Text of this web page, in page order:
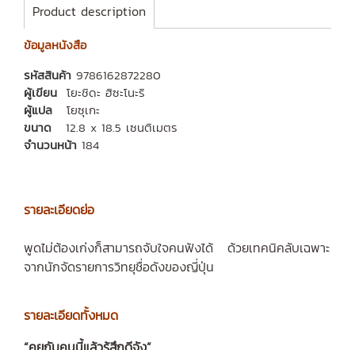
Product description
ข้อมูลหนังสือ
รหัสสินค้า 9786162872280
ผู้เขียน โยะชิดะ ฮิซะโนะริ
ผู้แปล โยซุเกะ
ขนาด 12.8 x 18.5 เซนติเมตร
จำนวนหน้า 184
รายละเอียดย่อ
พูดไม่ต้องเก่งก็สามารถจับใจคนฟังได้ ด้วยเทคนิคลับเฉพาะ
จากนักจัดรายการวิทยุชื่อดังของญี่ปุ่น
รายละเอียดทั้งหมด